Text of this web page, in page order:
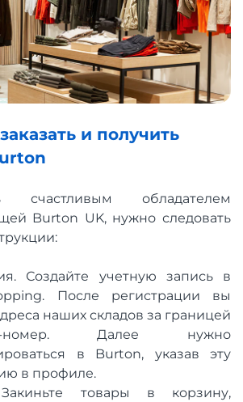
и получить
счастливым обладателем
Burton UK, нужно следовать
Создайте учетную запись в
После регистрации вы
наших складов за границей
Далее нужно
в Burton, указав эту
в профиле.
товары в корзину,